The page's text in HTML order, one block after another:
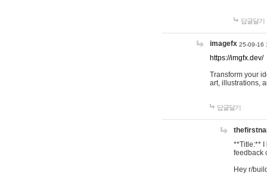
답글달기
imagefx 25-09-16
https://imgfx.dev/
Transform your
art, illustrations,
답글달기
**Title:** I
feedback
Hey r/